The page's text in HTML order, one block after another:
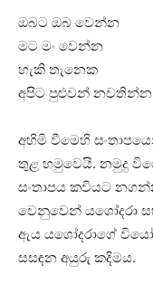
ඔබට ඔබ වෙන්න
මට මං වෙන්න
හැකි තැනෙක
අපිට පුළුවන්
අහිමි වීමෙහි
තුළ හමුවෙයි. නමුදු
සංතාපය කවියට
වෙනුවෙන් යශෝදරා
ඇය යශෝදරාගේ
සසඳන අයුරු කදිමය.